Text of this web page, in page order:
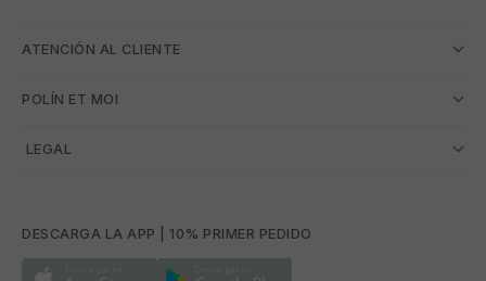
ATENCIÓN AL CLIENTE
POLÍN ET MOI
­ LEGAL
DESCARGA LA APP | 10% PRIMER PEDIDO